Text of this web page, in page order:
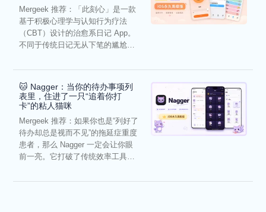
Mergeek 推荐：「此刻心」是一款
基于积极心理学与认知行为疗法
（CBT）设计的治愈系日记 App。
不同于传统日记无从下笔的尴尬，
🐱 Nagger：当你的待办事项列
表里，住进了一只“追着你打
卡”的粘人猫咪
Mergeek 推荐：如果你也是“列好了
待办却总是视而不见”的拖延症重度
患者，那么 Nagger 一定会让你眼
前一亮。它打破了传统效率工具冰